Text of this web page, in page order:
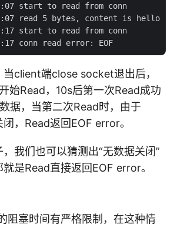
start to read from conn
read 5 bytes, content is hello
start to read from conn
当client端close socket退出后，
始Read，10s后第一次Read成功
据，当第二次Read时，由于
，Read返回EOF error。
我们也可以猜测出“无数据关闭”
是Read直接返回EOF error。
阻塞时间有严格限制，在这种情